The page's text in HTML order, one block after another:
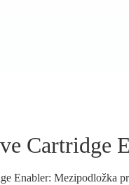
Cartridge
Enabler: Mezipodložka